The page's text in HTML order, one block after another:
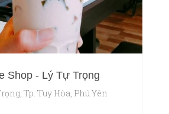
Shop - Lý Tự Trọng
Tp. Tuy Hòa, Phú Yên